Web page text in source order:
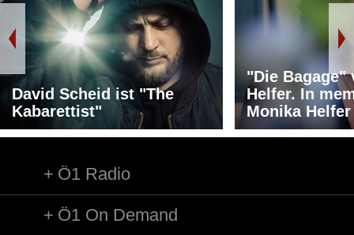
David Scheid ist "The
Kabarettist"
"Die Bagage"
Helfer. In
Monika Helfer
Ö1 Radio
Ö1 On Demand